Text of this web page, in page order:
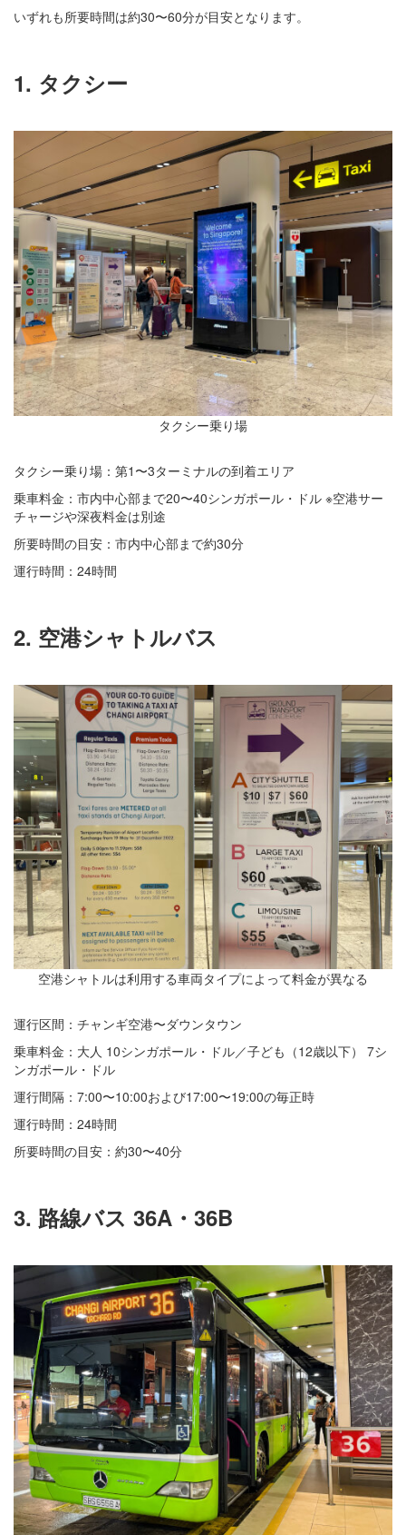
いずれも所要時間は約30〜60分が目安となります。
1. タクシー
タクシー乗り場
タクシー乗り場：第1〜3ターミナルの到着エリア
乗車料金：市内中心部まで20〜40シンガポール・ドル ※空港サー
チャージや深夜料金は別途
所要時間の目安：市内中心部まで約30分
運行時間：24時間
2. 空港シャトルバス
空港シャトルは利用する車両タイプによって料金が異なる
運行区間：チャンギ空港〜ダウンタウン
乗車料金：大人 10シンガポール・ドル／子ども（12歳以下） 7シ
ンガポール・ドル
運行間隔：7:00〜10:00および17:00〜19:00の毎正時
運行時間：24時間
所要時間の目安：約30〜40分
3. 路線バス 36A・36B